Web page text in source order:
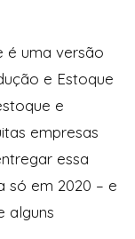
é uma versão
e Estoque
e
empresas
essa
só em 2020 – e
alguns